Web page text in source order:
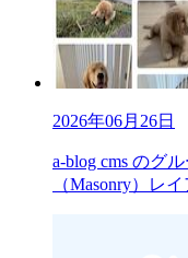
2026年06月26日
a-blog cms のグ
（Masonry）レ